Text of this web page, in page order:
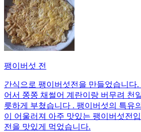
팽이버섯 전
간식으로 팽이버섯전을 만들었습니다
어서 쫑쫑 채썰어 계란이랑 버무려 천
릇하게 부쳤습니다 . 팽이버섯의 특유
이 어울러져 아주 맛있는 팽이버섯전
전을 맛있게 먹었습니다.